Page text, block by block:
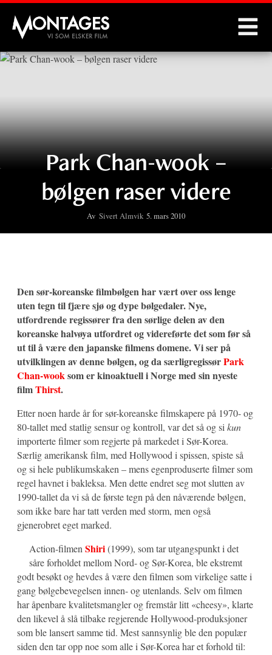
Montages
Park Chan-wook –
bølgen raser videre
Av Sivert Almvik 5. mars 2010
Den sør-koreanske filmbølgen har vært over oss lenge
uten tegn til fjære sjø og dype bølgedaler. Nye,
utfordrende regissører fra den sørlige delen av den
koreanske halvøya utfordret og videreførte det som før så
ut til å være den japanske filmens domene. Vi ser på
utvilklingen av denne bølgen, og da særligregissørPark
Chan-wooksom er kinoaktuell i Norge med sin nyeste
filmThirst.
Etter noen harde år for sør-koreanske filmskapere på 1970- og
80-tallet med statlig sensur og kontroll, var det så og si kun
importerte filmer som regjerte på markedet i Sør-Korea.
Særlig amerikansk film, med Hollywood i spissen, spiste så
og si hele publikumskaken – mens egenproduserte filmer som
regel havnet i bakleksa. Men dette endret seg mot slutten av
1990-tallet da vi så de første tegn på den nåværende bølgen,
som ikke bare har tatt verden med storm, men også
gjenerobret eget marked.
Action-filmen Shiri(1999), som tar utgangspunkt i det
såre forholdet mellom Nord- og Sør-Korea, ble ekstremt
godt besøkt og hevdes å være den filmen som virkelige satte i
gang bølgebevegelsen innen- og utenlands. Selv om filmen
har åpenbare kvalitetsmangler og fremstår litt «cheesy», klarte
den likevel å slå tilbake regjerende Hollywood-produksjoner
som ble lansert samme tid. Mest sannsynlig ble den populær
siden den tar opp noe som alle i Sør-Korea har et forhold til: